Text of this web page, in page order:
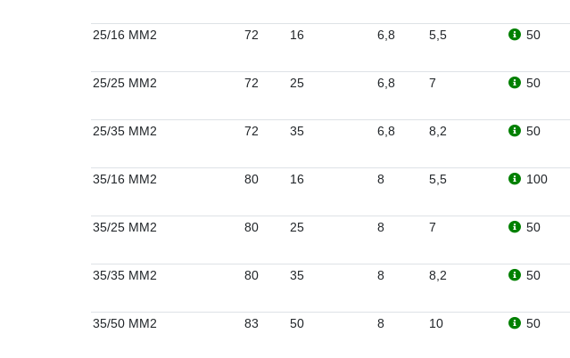
25/16 MM2 72 16 6,8 5,5 50
25/25 MM2 72 25 6,8 7 50
25/35 MM2 72 35 6,8 8,2 50
35/16 MM2 80 16 8 5,5 100
35/25 MM2 80 25 8 7 50
35/35 MM2 80 35 8 8,2 50
35/50 MM2 83 50 8 10 50